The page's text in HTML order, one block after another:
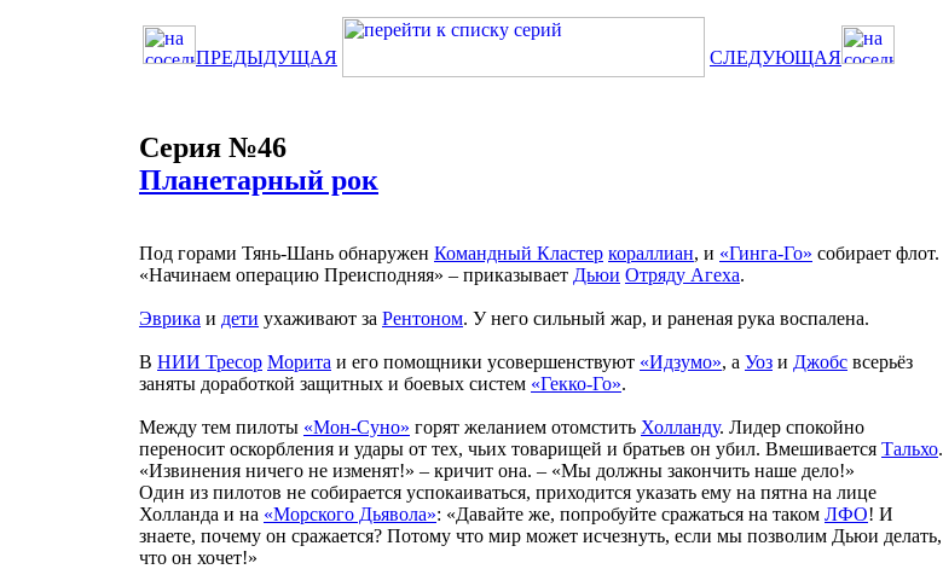
ПРЕДЫДУЩАЯ СЛЕДУЮЩАЯ
Серия №46
Планетарный рок
Под горами Тянь-Шань обнаружен Командный Кластер кораллиан, и «Гинга-Го» собирает флот.
«Начинаем операцию Преисподняя» – приказывает Дьюи Отряду Агеха.
Эврика и дети ухаживают за Рентоном. У него сильный жар, и раненая рука воспалена.
В НИИ Тресор Морита и его помощники усовершенствуют «Идзумо», а Уоз и Джобс всерьёз
заняты доработкой защитных и боевых систем «Гекко-Го».
Между тем пилоты «Мон-Суно» горят желанием отомстить Холланду. Лидер спокойно
переносит оскорбления и удары от тех, чьих товарищей и братьев он убил. Вмешивается Тальхо.
«Извинения ничего не изменят!» – кричит она. – «Мы должны закончить наше дело!»
Один из пилотов не собирается успокаиваться, приходится указать ему на пятна на лице
Холланда и на «Морского Дьявола»: «Давайте же, попробуйте сражаться на таком ЛФО! И
знаете, почему он сражается? Потому что мир может исчезнуть, если мы позволим Дьюи делать,
что он хочет!»